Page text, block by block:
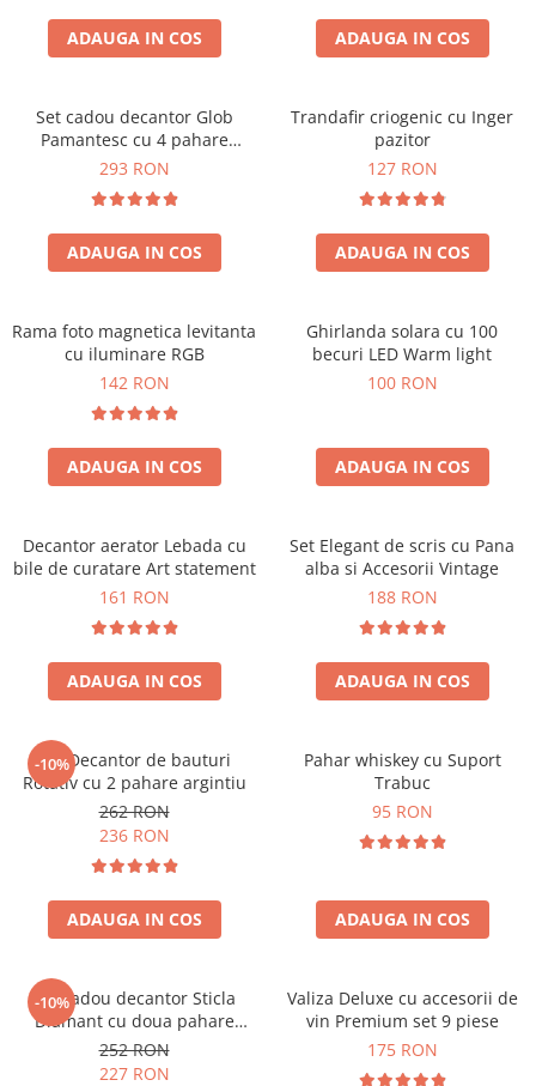
Cadouri Fete
Pentru Copilul din tine
Cadouri de Casa Noua
Cadouri Majorat
Cadouri pentru Nasi
Cadouri pentru Bunici
Cadouri pentru Prieteni
Cel ce are tot
Cadouri Nunta si Cununie civila
Cani si Termosuri
Jocuri si Puzzle
Seturi de caligrafie
Cadouri Sfantul Alexandru
Cadouri Constantin si Elena
Cadouri Sfanta Maria
Cadouri Sfintii Mihail si Gavriil
ADAUGA IN COS ADAUGA IN COS
Set cadou decantor Glob
Pamantesc cu 4 pahare
Deluxe
293 RON
ADAUGA IN COS
Trandafir criogenic cu Inger
pazitor
127 RON
ADAUGA IN COS
Rama foto magnetica levitanta
cu iluminare RGB
142 RON
ADAUGA IN COS
Ghirlanda solara cu 100
becuri LED Warm light
100 RON
ADAUGA IN COS
Decantor aerator Lebada cu
bile de curatare Art statement
161 RON
ADAUGA IN COS
Set Elegant de scris cu Pana
alba si Accesorii Vintage
188 RON
ADAUGA IN COS
-10%
Set Decantor de bauturi
Rotativ cu 2 pahare argintiu
262 RON
236 RON
ADAUGA IN COS
Pahar whiskey cu Suport
Trabuc
95 RON
ADAUGA IN COS
-10%
Set cadou decantor Sticla
Diamant cu doua pahare
Deluxe
252 RON
227 RON
Valiza Deluxe cu accesorii de
vin Premium set 9 piese
175 RON